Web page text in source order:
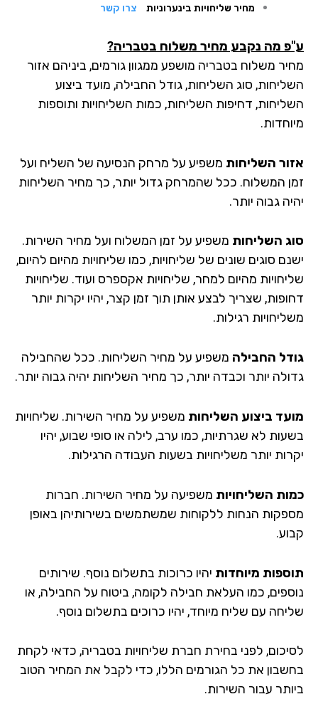
מחיר שליחויות בינערוניות
צרו קשר
מה נקבע מחיר משלוח בטבריה?
משלוח בטבריה מושפע ממגוון גורמים, ביניהם אזור
סוג השליחות, גודל החבילה, מועד ביצוע
דחיפות השליחות, כמות השליחויות ותוספות
השליחותמשפיע על מרחק הנסיעה של השליח ועל
המשלוח. ככל שהמרחק גדול יותר, כך מחיר השליחות
גבוה יותר.
השליחותמשפיע על זמן המשלוח ועל מחיר השירות.
סוגים שונים של שליחויות, כמו שליחויות מהיום להיום,
מהיום למחר, שליחויות אקספרס ועוד. שליחויות
שצריך לבצע אותן תוך זמן קצר, יהיו יקרות יותר
רגילות.
החבילהמשפיע על מחיר השליחות. ככל שהחבילה
יותר וכבדה יותר, כך מחיר השליחות יהיה גבוה יותר.
ביצוע השליחותמשפיע על מחיר השירות. שליחויות
לא שגרתיות, כמו ערב, לילה או סופי שבוע, יהיו
יותר משליחויות בשעות העבודה הרגילות.
השליחויותמשפיעה על מחיר השירות. חברות
הנחות ללקוחות שמשתמשים בשירותיהן באופן
מיוחדותיהיו כרוכות בתשלום נוסף. שירותים
כמו העלאת חבילה לקומה, ביטוח על החבילה, או
עם שליח מיוחד, יהיו כרוכים בתשלום נוסף.
לפני בחירת חברת שליחויות בטבריה, כדאי לקחת
את כל הגורמים הללו, כדי לקבל את המחיר הטוב
עבור השירות.